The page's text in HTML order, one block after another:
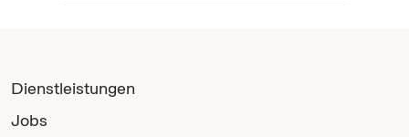
Dienstleistungen
Jobs